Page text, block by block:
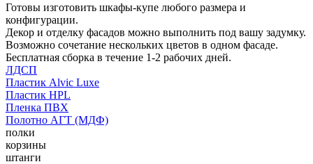
Готовы изготовить шкафы-купе любого размера и
конфигурации.
Декор и отделку фасадов можно выполнить под вашу задумку.
Возможно сочетание нескольких цветов в одном фасаде.
Бесплатная сборка в течение 1-2 рабочих дней.
ЛДСП
Пластик Alvic Luxe
Пластик HPL
Пленка ПВХ
Полотно АГТ (МДФ)
полки
корзины
штанги